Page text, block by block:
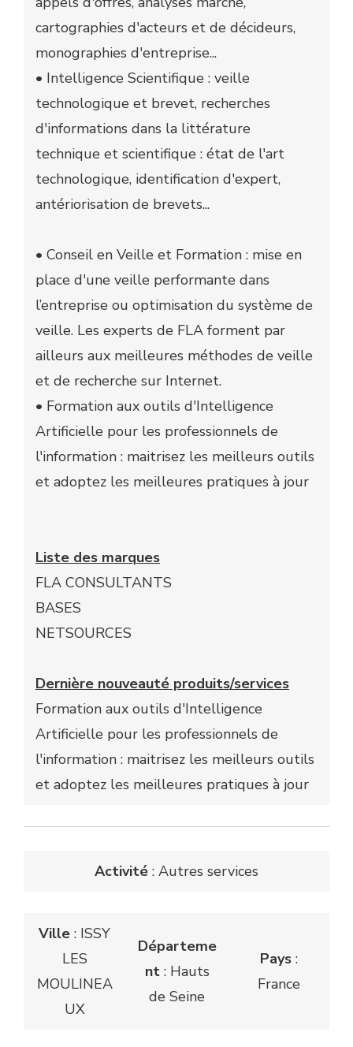
cartographies d'acteurs et de décideurs,
monographies d'entreprise...
• Intelligence Scientifique : veille
technologique et brevet, recherches
d'informations dans la littérature
technique et scientifique : état de l'art
technologique, identification d'expert,
antériorisation de brevets...
• Conseil en Veille et Formation : mise en
place d'une veille performante dans
l’entreprise ou optimisation du système de
veille. Les experts de FLA forment par
ailleurs aux meilleures méthodes de veille
et de recherche sur Internet.
• Formation aux outils d'Intelligence
Artificielle pour les professionnels de
l'information : maitrisez les meilleurs outils
et adoptez les meilleures pratiques à jour
Liste des marques
FLA CONSULTANTS
BASES
NETSOURCES
Dernière nouveauté produits/services
Formation aux outils d'Intelligence
Artificielle pour les professionnels de
l'information : maitrisez les meilleurs outils
et adoptez les meilleures pratiques à jour
Activité : Autres services
Ville : ISSY
LES
MOULINEA
UX
Départeme
nt: Hauts
de Seine
Pays :
France